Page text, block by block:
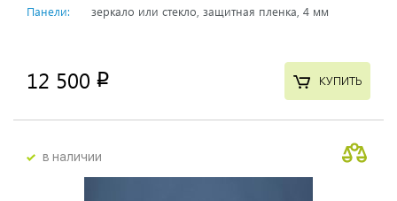
Панели:
зеркало или стекло, защитная пленка, 4 мм
12 500 p КУПИТЬ
в наличии